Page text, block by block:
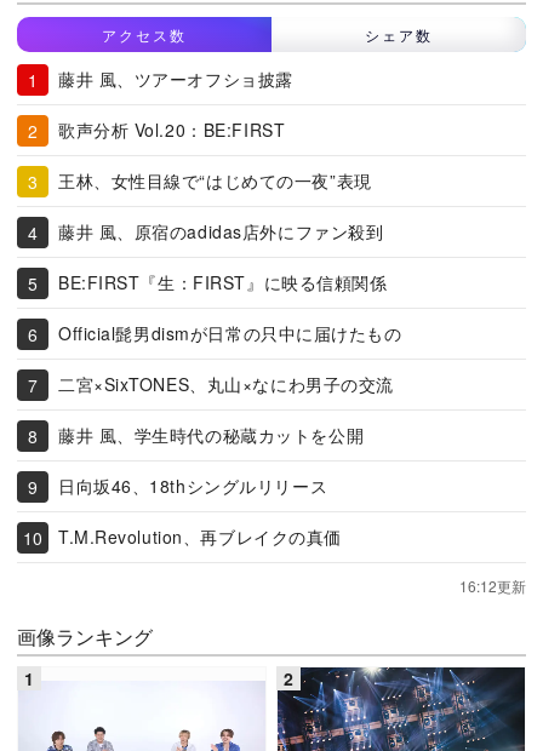
アクセス数 シェア数
藤井 風、ツアーオフショ披露
歌声分析 Vol.20：BE:FIRST
王林、女性目線で“はじめての一夜”表現
藤井 風、原宿のadidas店外にファン殺到
BE:FIRST『生：FIRST』に映る信頼関係
Official髭男dismが日常の只中に届けたもの
二宮×SixTONES、丸山×なにわ男子の交流
藤井 風、学生時代の秘蔵カットを公開
日向坂46、18thシングルリリース
T.M.Revolution、再ブレイクの真価
16:12更新
画像ランキング